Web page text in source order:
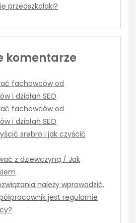
przedszkolaki?
komentarze
fachowców od
i działań SEO
fachowców od
i działań SEO
srebro i jak czyścić
z dziewczyną / Jak
należy wprowadzić,
jest regularnie